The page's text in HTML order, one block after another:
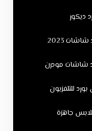
ديكور
2023
شاشات مودرن
للتلفزيون
جاهزة